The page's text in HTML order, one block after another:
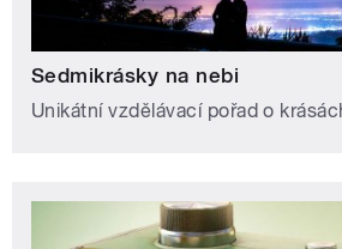
Sedmikrásky na nebi
Unikátní vzdělávací pořad o